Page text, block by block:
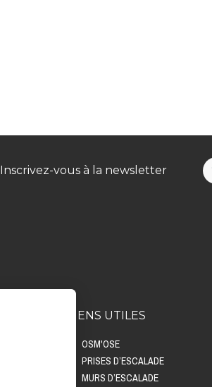
Inscrivez-vous à la newsletter
LIENS UTILES
OSM'OSE
PRISES D’ESCALADE
MURS D’ESCALADE